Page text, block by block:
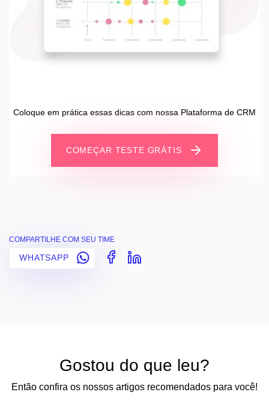
Coloque em prática essas dicas com nossa Plataforma de CRM
COMEÇAR TESTE GRÁTIS
COMPARTILHE COM SEU TIME
WHATSAPP
Gostou do que leu?
Então confira os nossos artigos recomendados para você!